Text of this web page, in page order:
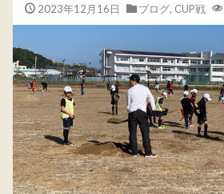
2023年12月16日 ブログ, CUP戦